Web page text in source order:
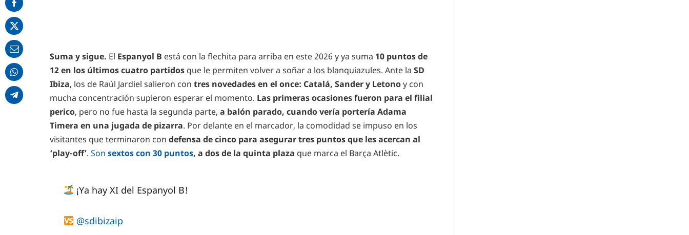
Suma y sigue. El Espanyol B está con la flechita para arriba en este 2026 y ya suma 10 puntos de
12 en los últimos cuatro partidos que le permiten volver a soñar a los blanquiazules. Ante la SD
Ibiza, los de Raúl Jardiel salieron con tres novedades en el once: Catalá, Sander y Letonoy con
mucha concentración supieron esperar el momento. Las primeras ocasiones fueron para el filial
perico, pero no fue hasta la segunda parte, a balón parado, cuando vería portería Adama
Timera en una jugada de pizarra. Por delante en el marcador, la comodidad se impuso en los
visitantes que terminaron con defensa de cinco para asegurar tres puntos que les acercan al
‘play-off’. Son sextos con 30 puntos, a dos de la quinta plaza que marca el Barça Atlètic.
¡Ya hay XI del Espanyol B!
@sdibizaip